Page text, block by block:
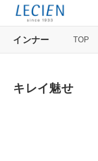
インナー TOP
キレイ魅せ